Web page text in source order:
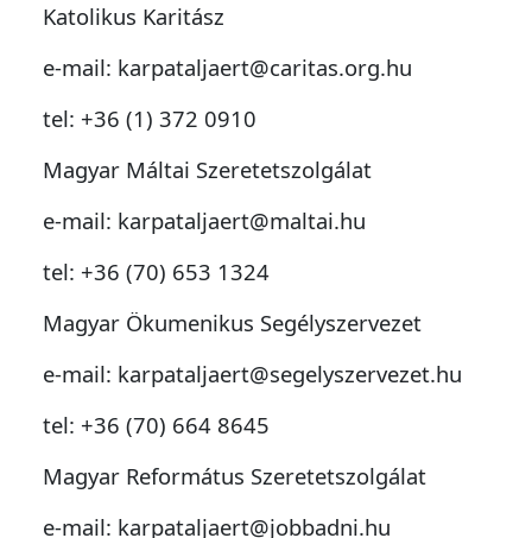
Katolikus Karitász
e-mail: karpataljaert@caritas.org.hu
tel: +36 (1) 372 0910
Magyar Máltai Szeretetszolgálat
e-mail: karpataljaert@maltai.hu
tel: +36 (70) 653 1324
Magyar Ökumenikus Segélyszervezet
e-mail: karpataljaert@segelyszervezet.hu
tel: +36 (70) 664 8645
Magyar Református Szeretetszolgálat
e-mail: karpataljaert@jobbadni.hu